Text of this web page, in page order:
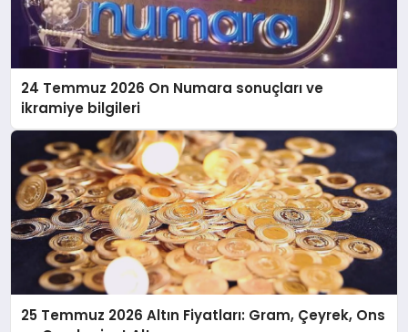
24 Temmuz 2026 On Numara sonuçları ve
ikramiye bilgileri
25 Temmuz 2026 Altın Fiyatları: Gram, Çeyrek, Ons